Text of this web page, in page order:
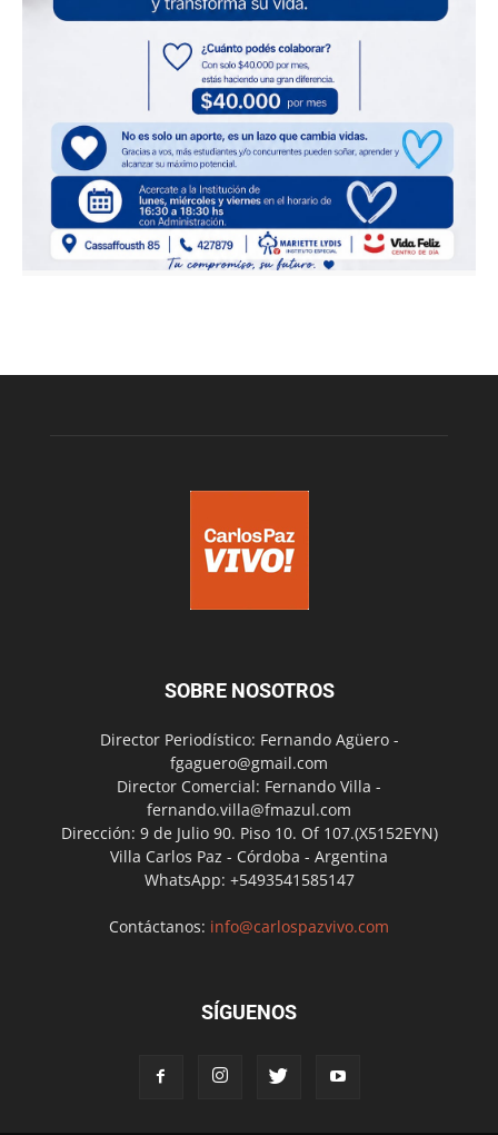
SOBRE NOSOTROS
Director Periodístico: Fernando Agüero -
fgaguero@gmail.com
Director Comercial: Fernando Villa -
fernando.villa@fmazul.com
Dirección: 9 de Julio 90. Piso 10. Of 107.(X5152EYN)
Villa Carlos Paz - Córdoba - Argentina
WhatsApp: +5493541585147
Contáctanos: info@carlospazvivo.com
SÍGUENOS